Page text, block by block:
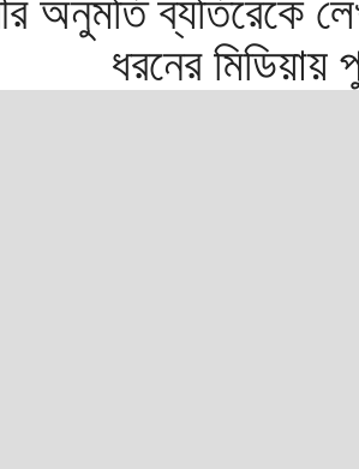
অনুমতি ব্যতিরেকে
ধরনের মিডিয়ায়